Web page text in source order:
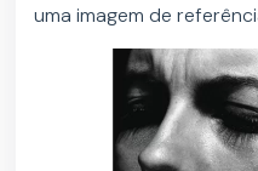
uma imagem de